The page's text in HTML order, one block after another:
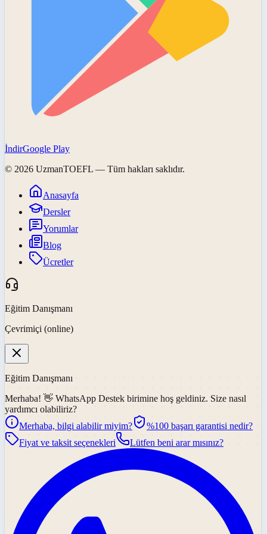
İndirGoogle Play
© 2026 UzmanTOEFL — Tüm hakları saklıdır.
Anasayfa
Dersler
Yorumlar
Blog
Ücretler
Eğitim Danışmanı
Çevrimiçi (online)
Eğitim Danışmanı
Merhaba! 👋 WhatsApp Destek birimine hoş geldiniz. Size nasıl
yardımcı olabiliriz?
Merhaba, bilgi alabilir miyim?
%100 başarı garantisi nedir?
Fiyat ve taksit seçenekleri
Lütfen beni arar mısınız?